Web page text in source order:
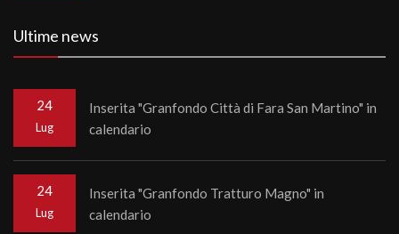
Ultime news
24
Lug
Inserita "Granfondo Città di Fara San Martino" in
calendario
24
Lug
Inserita "Granfondo Tratturo Magno" in
calendario